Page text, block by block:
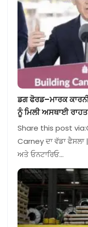
ਡਗ ਫੋਰਡ–ਮਾਰਕ
ਨੂੰ ਮਿਲੀ ਅਸਥਾਈ
Share this post
Carney ਦਾ ਵੱਡਾ
ਅਤੇ ਓਨਟਾਰਿਓ…